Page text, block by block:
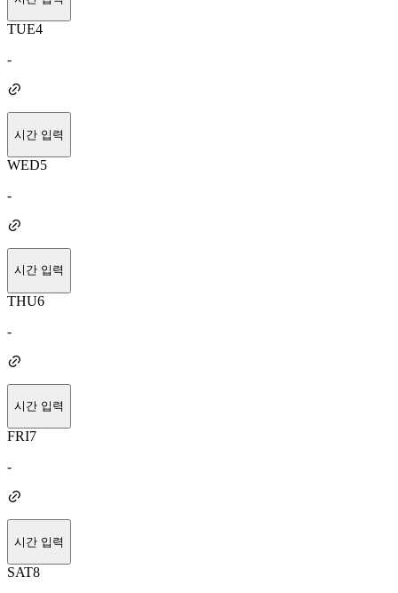
TUE4
-
시간 입력
WED5
-
시간 입력
THU6
-
시간 입력
FRI7
-
시간 입력
SAT8